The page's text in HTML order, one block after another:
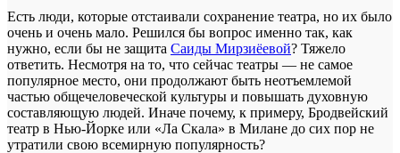
Есть люди, которые отстаивали сохранение театра, но их было
очень и очень мало. Решился бы вопрос именно так, как
нужно, если бы не защита Саиды Мирзиёевой? Тяжело
ответить. Несмотря на то, что сейчас театры — не самое
популярное место, они продолжают быть неотъемлемой
частью общечеловеческой культуры и повышать духовную
составляющую людей. Иначе почему, к примеру, Бродвейский
театр в Нью-Йорке или «Ла Скала» в Милане до сих пор не
утратили свою всемирную популярность?